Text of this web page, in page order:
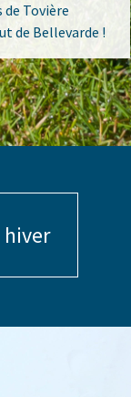
de Tovière
de Bellevarde !